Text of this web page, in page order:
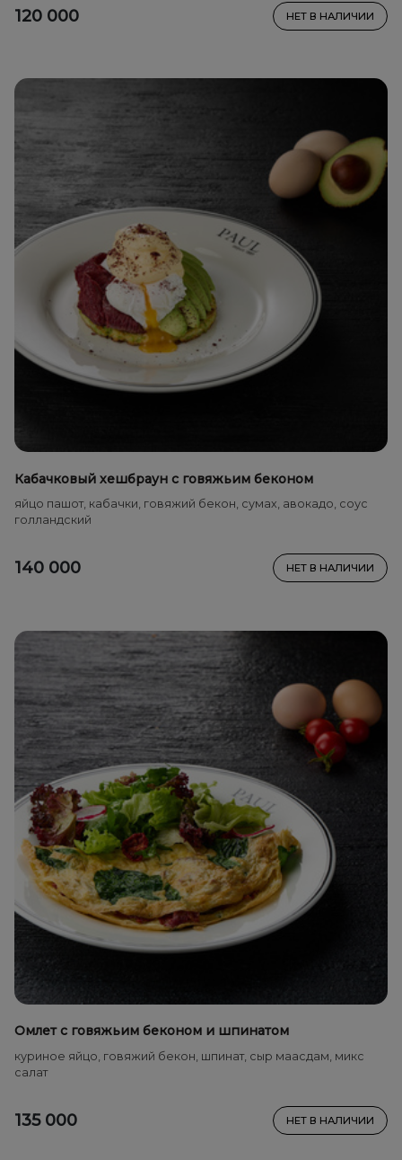
120 000 НЕТ В НАЛИЧИИ
Кабачковый хешбраун с говяжьим беконом
яйцо пашот, кабачки, говяжий бекон, сумах, авокадо, соус
голландский
140 000 НЕТ В НАЛИЧИИ
Омлет с говяжьим беконом и шпинатом
куриное яйцо, говяжий бекон, шпинат, сыр маасдам, микс
салат
135 000 НЕТ В НАЛИЧИИ